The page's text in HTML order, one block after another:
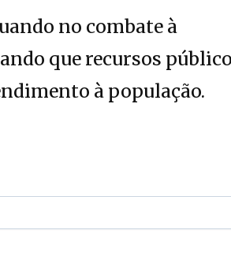
no combate à
que recursos
à população.